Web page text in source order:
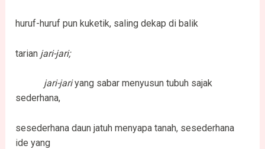
huruf-huruf pun kuketik, saling dekap di balik
tarian jari-jari;
jari-jariyang sabar menyusun tubuh sajak
sederhana,
sesederhana daun jatuh menyapa tanah, sesederhana
ide yang